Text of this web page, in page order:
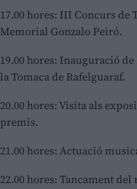
17.00 hores: III Concurs de
Memorial Gonzalo Peiró.
19.00 hores: Inauguració
la Tomaca de Rafelguaraf.
20.00 hores: Visita als
premis.
21.00 hores: Actuació
22.00 hores: Tancament